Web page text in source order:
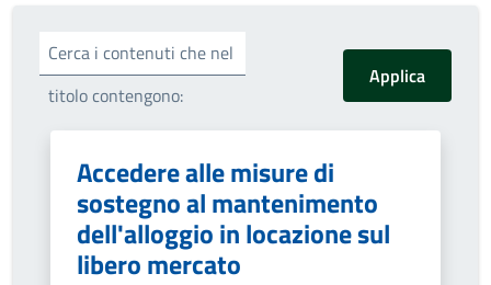
Cerca i contenuti che nel
titolo contengono:
Accedere alle misure di
sostegno al mantenimento
dell'alloggio in locazione sul
libero mercato